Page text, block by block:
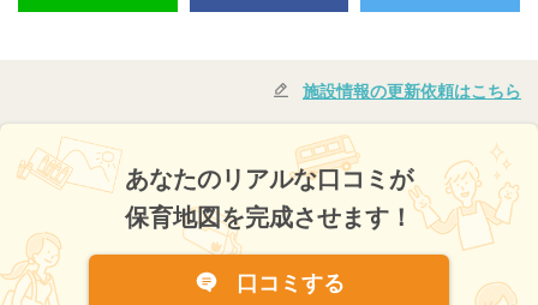
施設情報の更新依頼はこちら
あなたのリアルな口コミが
保育地図を完成させます！
口コミする